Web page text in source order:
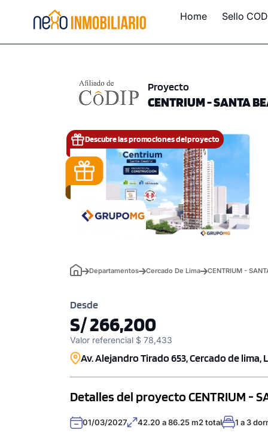
Home Sello
Proyecto
CENTRIUM - SANTA
Descubre las promociones del proyecto
Departamentos Cercado De Lima CENTRIUM -
Desde
S/ 266,200
Valor referencial $ 78,433
Av. Alejandro Tirado 653, Cercado de lima,
Detalles del proyecto CENTRIUM -
01/03/2027 42.20 a 86.25 m2 total 1 a 3